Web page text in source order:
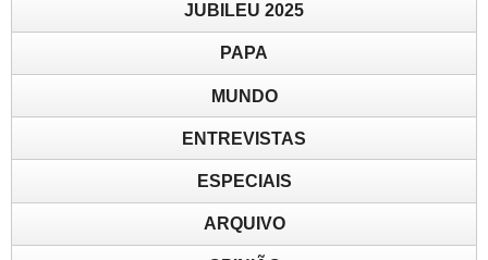
JUBILEU 2025
PAPA
MUNDO
ENTREVISTAS
ESPECIAIS
ARQUIVO